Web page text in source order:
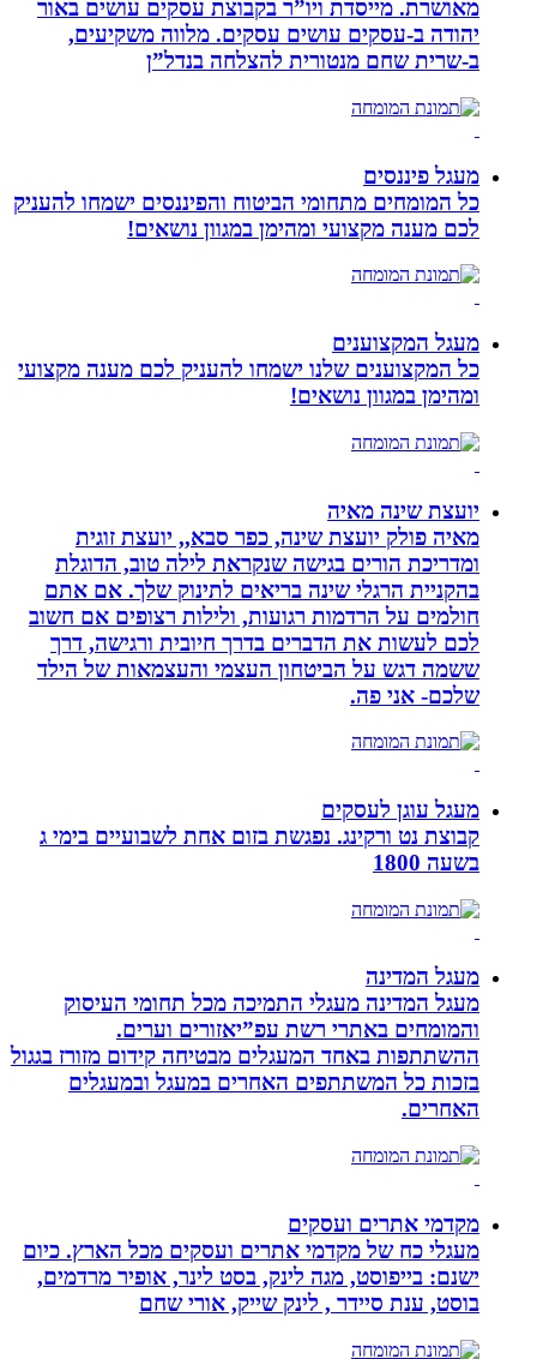
מאושרת. ‏מייסדת ויו”ר בקבוצת עסקים עושים באור
יהודה‏ ב-‏עסקים עושים עסקים‏. ‏מלווה משקיעים,
ב-‏שרית שחם מנטורית להצלחה בנדל”ן‏
מעגל פיננסים
כל המומחים מתחומי הביטוח והפיננסים ישמחו להעניק
לכם מענה מקצועי ומהימן במגוון נושאים!
מעגל המקצוענים
כל המקצוענים שלנו ישמחו להעניק לכם מענה מקצועי
ומהימן במגוון נושאים!
יועצת שינה מאיה
מאיה פולק יועצת שינה, כפר סבא,, יועצת זוגית
ומדריכת הורים בגישה שנקראת לילה טוב, הדוגלת
בהקניית הרגלי שינה בריאים לתינוק שלך. אם אתם
חולמים על הרדמות רגועות, ולילות רצופים אם חשוב
לכם לעשות את הדברים בדרך חיובית ורגישה, דרך
ששמה דגש על הביטחון העצמי והעצמאות של הילד
שלכם- אני פה.
מעגל עוגן לעסקים
קבוצת נט ורקינג. נפגשת בזום אחת לשבועיים בימי ג
בשעה 1800
מעגל המדינה
מעגל המדינה מעגלי התמיכה מכל תחומי העיסוק
והמומחים באתרי רשת עפ”יאזורים וערים.
ההשתתפות באחד המעגלים מבטיחה קידום מזורז בגגול
בזכות כל המשתתפים האחרים במעגל ובמעגלים
האחרים.
מקדמי אתרים ועסקים
מעגלי כח של מקדמי אתרים ועסקים מכל הארץ. כיום
ישנם: בייפוסט, מגה לינק, בסט לינר, אופיר מרדמים,
בוסט, ענת סיידר , לינק שייק, אורי שחם